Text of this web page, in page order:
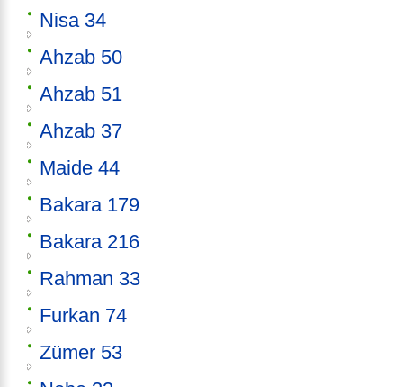
Nisa 34
Ahzab 50
Ahzab 51
Ahzab 37
Maide 44
Bakara 179
Bakara 216
Rahman 33
Furkan 74
Zümer 53